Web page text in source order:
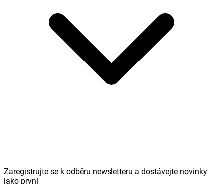
Zaregistrujte se k odběru newsletteru a dostávejte novinky
jako první